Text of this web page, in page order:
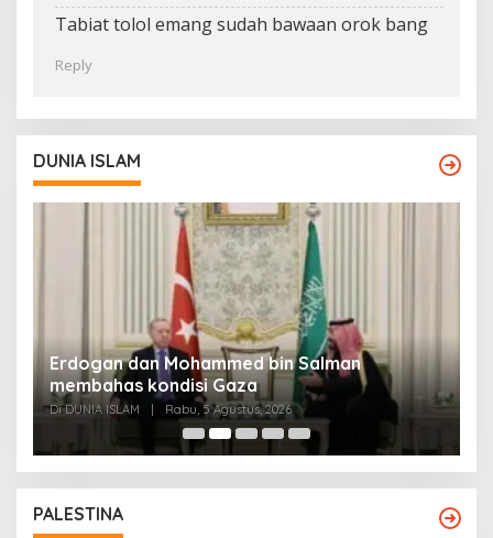
Tabiat tolol emang sudah bawaan orok bang
Reply
DUNIA ISLAM
Erdogan dan Mohammed bin Salman
membahas kondisi Gaza
Di DUNIA ISLAM Rabu, 5 Agustus, 2026
PALESTINA